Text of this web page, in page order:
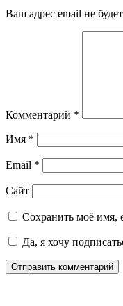
Ваш адрес email не
Комментарий *
Имя *
Email *
Сайт
Сохранить моё имя,
Да, я хочу